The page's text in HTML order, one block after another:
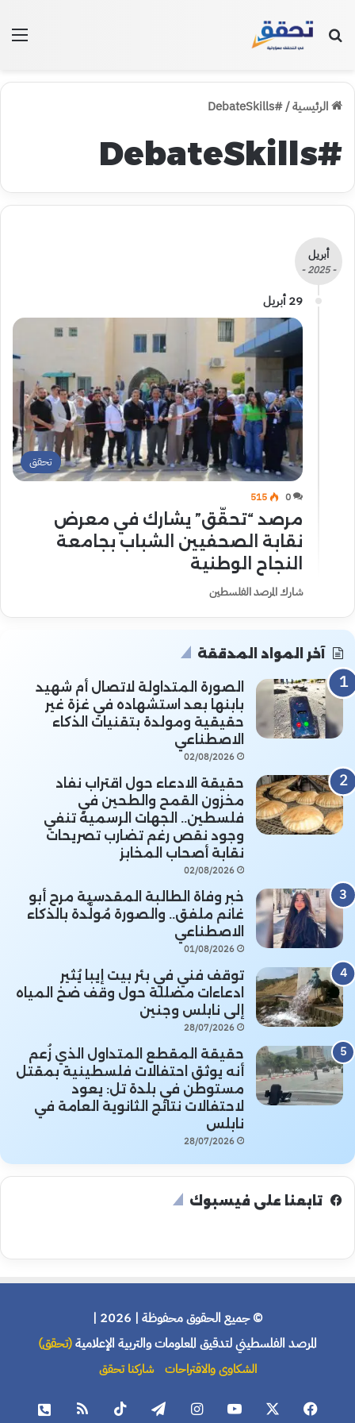
بحث عن
الرئيسية/
#DebateSkills
#DebateSkills
أبريل
- 2025 -
29 أبريل
تحقق
0
515
مرصد “تحقّق” يشارك في معرض
نقابة الصحفيين الشباب بجامعة
النجاح الوطنية
شارك المرصد الفلسطين
آخر المواد المدققة
الصورة المتداولة لاتصال أم شهيد
بابنها بعد استشهاده في غزة غير
حقيقية ومولدة بتقنيات الذكاء
الاصطناعي
02/08/2026
حقيقة الادعاء حول اقتراب نفاد
مخزون القمح والطحين في
فلسطين.. الجهات الرسمية تنفي
وجود نقص رغم تضارب تصريحات
نقابة أصحاب المخابز
02/08/2026
خبر وفاة الطالبة المقدسية مرح أبو
غانم ملفق.. والصورة مُولَّدة بالذكاء
الاصطناعي
01/08/2026
توقف فني في بئر بيت إيبا يُثير
ادعاءات مضللة حول وقف ضخ المياه
إلى نابلس وجنين
28/07/2026
حقيقة المقطع المتداول الذي زُعم
أنه يوثق احتفالات فلسطينية بمقتل
مستوطن في بلدة تل: يعود
لاحتفالات نتائج الثانوية العامة في
نابلس
28/07/2026
تابعنا على فيسبوك
© جميع الحقوق محفوظة | 2026 |
المرصد الفلسطيني لتدقيق المعلومات والتربية الإعلامية(تحقق)
الشكاوى والاقتراحات شاركنا تحقق
فيسبوك يوتيوب انستقرام تيلقرام ‫TikTok ملخص